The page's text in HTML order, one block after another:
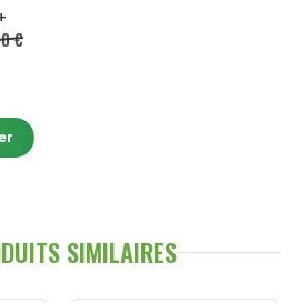
€
SIMILAIRES